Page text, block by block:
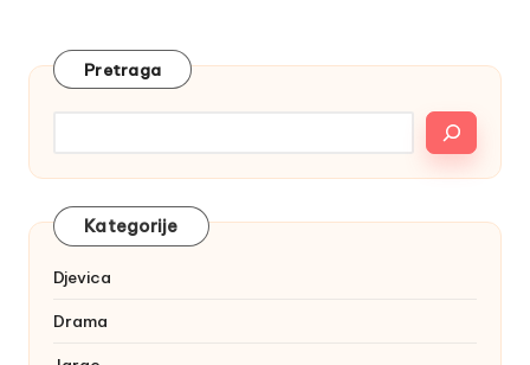
Pretraga
Kategorije
Djevica
Drama